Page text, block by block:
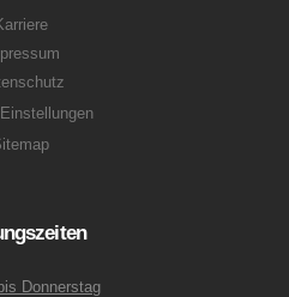
Donnerstag